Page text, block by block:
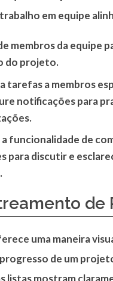
em equipe
membros da equipe
do projeto.
tarefas a membros
notificações para
funcionalidade de
para discutir e
de
uma maneira
de um
listas mostram